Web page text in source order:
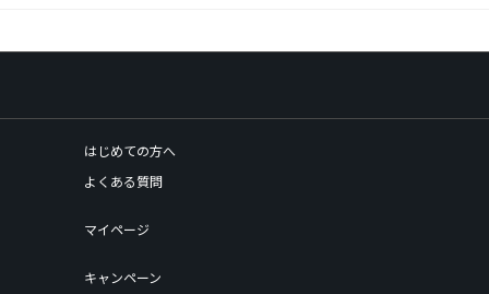
はじめての方へ
よくある質問
マイページ
キャンペーン